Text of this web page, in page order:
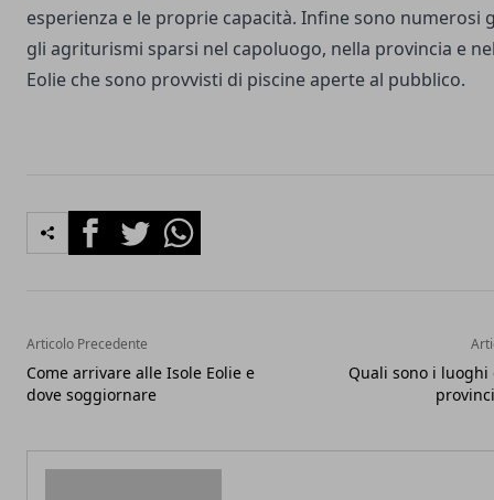
esperienza e le proprie capacità. Infine sono numerosi
gli agriturismi sparsi nel capoluogo, nella provincia e
Eolie che sono provvisti di piscine aperte al pubblico.
FacebookTwitterWhatsapp
Articolo Precedente
Come arrivare alle Isole Eolie e
dove soggiornare
Quali sono i